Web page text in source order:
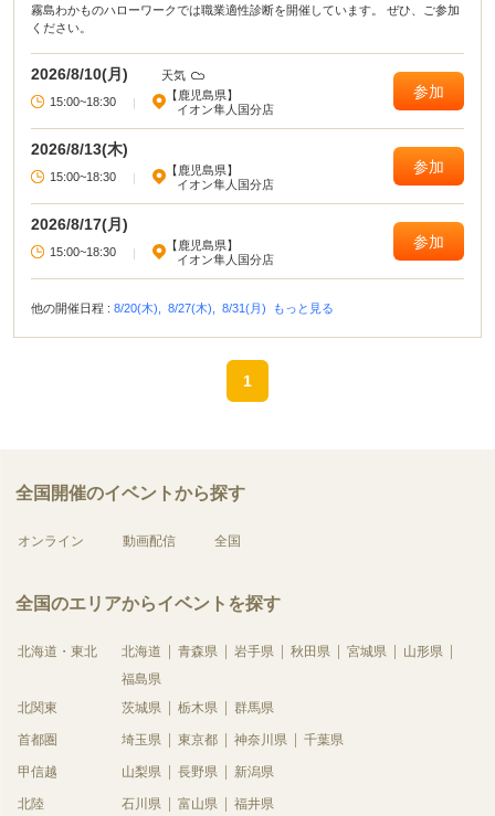
霧島わかものハローワークでは職業適性診断を開催しています。 ぜひ、ご参加
ください。
2026/8/10(月)
天気
15:00~18:30
|
【鹿児島県】
イオン隼人国分店
参加
2026/8/13(木)
15:00~18:30 |
【鹿児島県】
イオン隼人国分店
参加
2026/8/17(月)
15:00~18:30 |
【鹿児島県】
イオン隼人国分店
参加
他の開催日程 : 8/20(木), 8/27(木), 8/31(月) もっと見る
1
全国開催のイベントから探す
オンライン 動画配信 全国
全国のエリアからイベントを探す
北海道・東北 北海道 青森県 岩手県 秋田県 宮城県
山形県
福島県
北関東
茨城県 栃木県 群馬県
首都圏 埼玉県 東京都 神奈川県 千葉県
甲信越 山梨県 長野県 新潟県
北陸 石川県 富山県 福井県